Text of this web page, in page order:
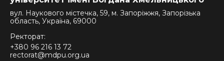
вул. Наукового містечка, 59, м. Запоріжжя, Запорізька
область, Україна, 69000
Ректорат:
+380 96 216 13 72
rectorat@mdpu.org.ua